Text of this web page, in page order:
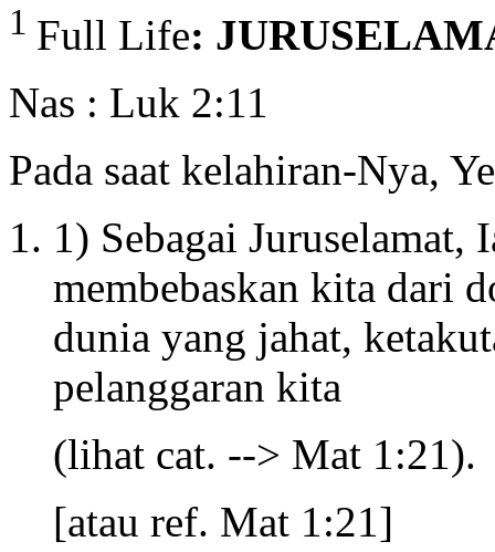
1 Full Life:
Nas : Luk 2:11
Pada saat kelahiran-Nya,
1) Sebagai Juruselamat,
membebaskan kita dari
dunia yang jahat,
pelanggaran kita
(lihat cat. --> Mat 1:21).
[atau ref. Mat 1:21]